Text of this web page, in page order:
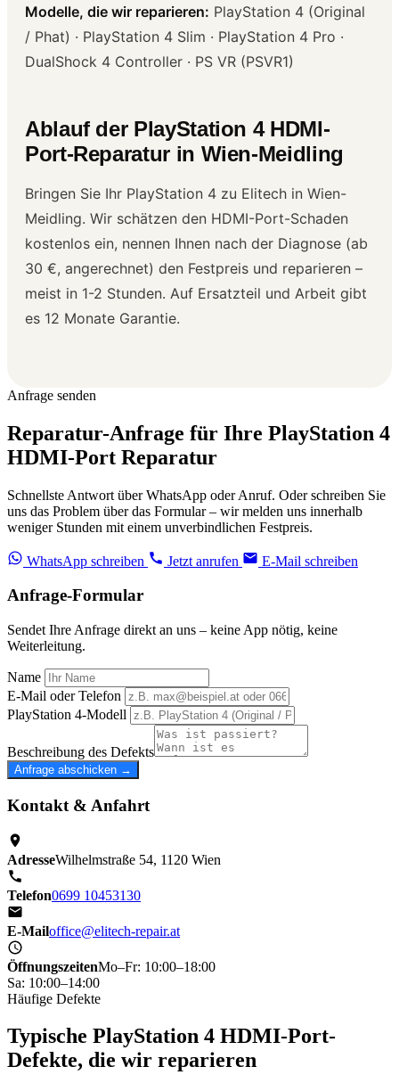
Modelle, die wir reparieren: PlayStation 4 (Original
/ Phat) · PlayStation 4 Slim · PlayStation 4 Pro ·
DualShock 4 Controller · PS VR (PSVR1)
Ablauf der PlayStation 4 HDMI-
Port-Reparatur in Wien-Meidling
Bringen Sie Ihr PlayStation 4 zu Elitech in Wien-
Meidling. Wir schätzen den HDMI-Port-Schaden
kostenlos ein, nennen Ihnen nach der Diagnose (ab
30 €, angerechnet) den Festpreis und reparieren –
meist in 1-2 Stunden. Auf Ersatzteil und Arbeit gibt
es 12 Monate Garantie.
Anfrage senden
Reparatur-Anfrage für Ihre PlayStation 4
HDMI-Port Reparatur
Schnellste Antwort über WhatsApp oder Anruf. Oder schreiben Sie
uns das Problem über das Formular – wir melden uns innerhalb
weniger Stunden mit einem unverbindlichen Festpreis.
WhatsApp schreiben Jetzt anrufen E-Mail schreiben
Anfrage-Formular
Sendet Ihre Anfrage direkt an uns – keine App nötig, keine
Weiterleitung.
Name
E-Mail oder Telefon
PlayStation 4-Modell
Beschreibung des Defekts
Anfrage abschicken →
Kontakt & Anfahrt
AdresseWilhelmstraße 54, 1120 Wien
Telefon0699 10453130
E-Mailoffice@elitech-repair.at
ÖffnungszeitenMo–Fr: 10:00–18:00
Sa: 10:00–14:00
Häufige Defekte
Typische PlayStation 4 HDMI-Port-
Defekte, die wir reparieren